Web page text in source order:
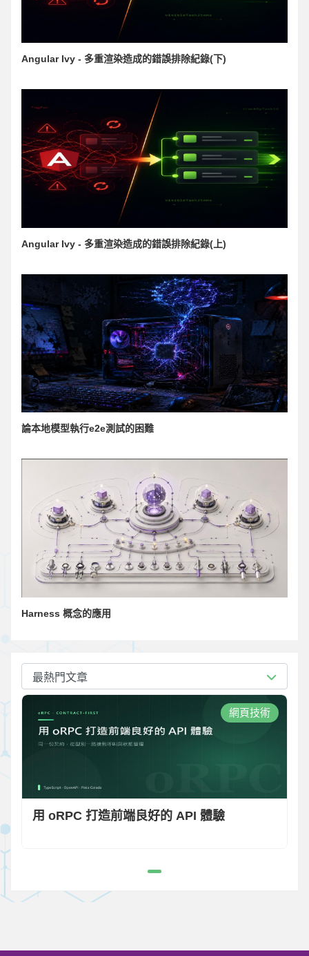
Angular Ivy - 多重渲染造成的錯誤排除紀錄(下)
Angular Ivy - 多重渲染造成的錯誤排除紀錄(上)
論本地模型執行e2e測試的困難
Harness 概念的應用
最熱門文章
網頁技術
用 oRPC 打造前端良好的 API 體驗